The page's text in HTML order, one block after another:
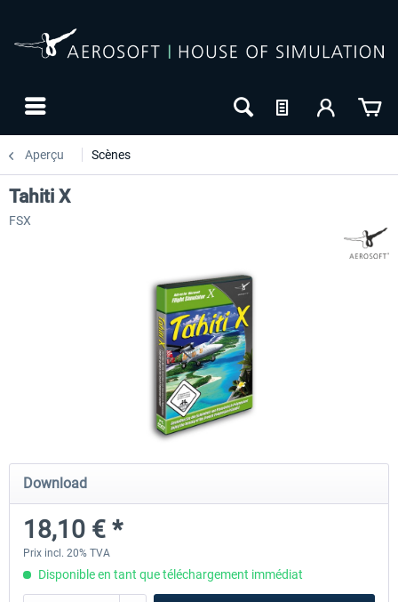
Aperçu Scènes
Mega Airport Frankfurt V2.0
30,20 € *
Mega Airport Berlin
Tahiti X
FSX
Download
18,10 € *
Prix incl. 20% TVA
Disponible en tant que téléchargement immédiat